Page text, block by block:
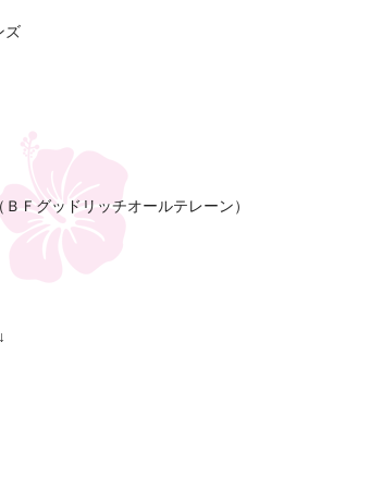
ズ
グッドリッチオールテレーン）